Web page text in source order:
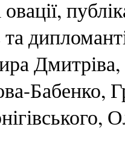
та
Бабенко,